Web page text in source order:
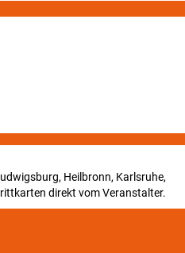
Heilbronn, Karlsruhe,
direkt vom Veranstalter.